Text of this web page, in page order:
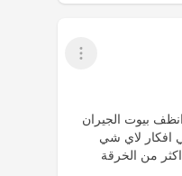
عرض القائمة
بيوت الجيران
افكار لاي شي
من الخرقة